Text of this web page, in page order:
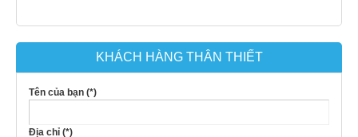
KHÁCH HÀNG THÂN THIẾT
Tên của bạn (*)
Địa chỉ (*)